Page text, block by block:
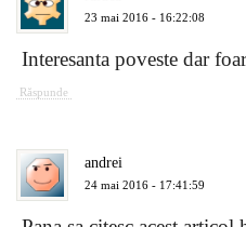
23 mai 2016 - 16:22:08
Interesanta poveste dar
Răspunde
andrei
24 mai 2016 - 17:41:59